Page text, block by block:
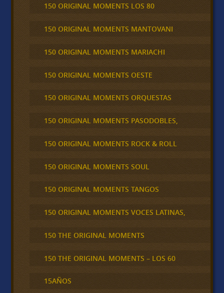
150 ORIGINAL MOMENTS LOS 80
150 ORIGINAL MOMENTS MANTOVANI
150 ORIGINAL MOMENTS MARIACHI
150 ORIGINAL MOMENTS OESTE
150 ORIGINAL MOMENTS ORQUESTAS
150 ORIGINAL MOMENTS PASODOBLES,
150 ORIGINAL MOMENTS ROCK & ROLL
150 ORIGINAL MOMENTS SOUL
150 ORIGINAL MOMENTS TANGOS
150 ORIGINAL MOMENTS VOCES LATINAS,
150 THE ORIGINAL MOMENTS
150 THE ORIGINAL MOMENTS – LOS 60
15AÑOS